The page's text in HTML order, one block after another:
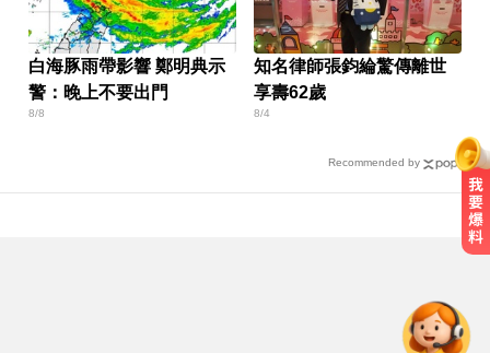
白海豚雨帶影響 鄭明典示
警：晚上不要出門
8/8
知名律師張鈞綸驚傳離世
享壽62歲
8/4
Recommended by